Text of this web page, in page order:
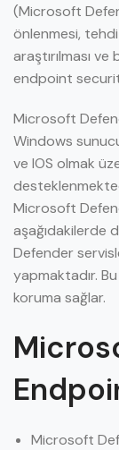
(Microsoft
önlenmesi,
araştırılması
endpoint
Microsoft
Windows
ve IOS olmak
Microsoft
aşağıdakilerde
Defender
yapmaktadır.
koruma sağlar.
Microsoft